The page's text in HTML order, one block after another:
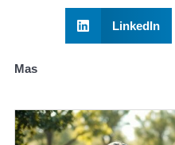
LinkedIn
Mas